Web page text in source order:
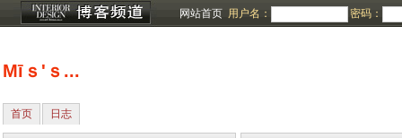
网站首页 用户名： 密码：
Мīｓ'ｓ...
首页 日志